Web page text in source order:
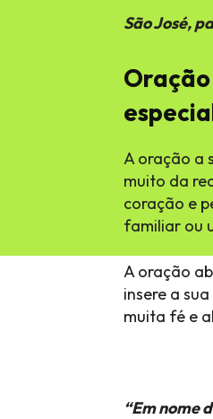
São José,
A oração a
muito da
coração e
familiar ou
A oração
insere a
muita fé e
“Em nome